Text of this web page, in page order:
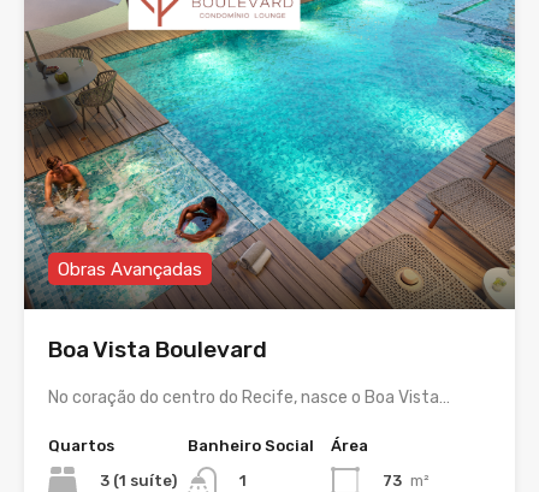
Obras Avançadas
Boa Vista Boulevard
No coração do centro do Recife, nasce o Boa Vista…
Quartos
3 (1 suíte)
Banheiro Social
1
Área
73 m²